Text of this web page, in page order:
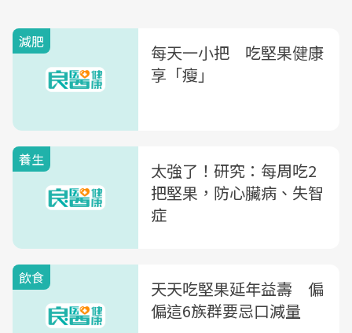
減肥
每天一小把 吃堅果健康
享「瘦」
養生
太強了！研究：每周吃2
把堅果，防心臟病、失智
症
飲食
天天吃堅果延年益壽 偏
偏這6族群要忌口減量